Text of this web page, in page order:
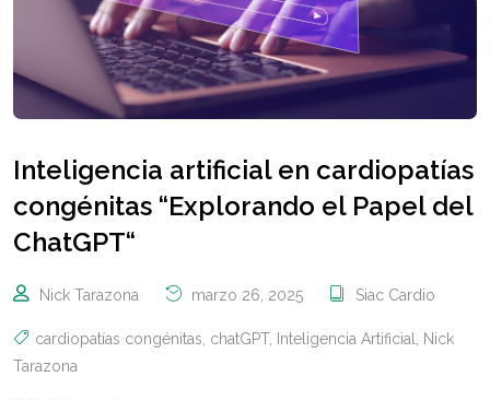
Inteligencia artificial en cardiopatías
congénitas “Explorando el Papel del
ChatGPT“
Nick Tarazona marzo 26, 2025 Siac Cardio
cardiopatías congénitas, chatGPT, Inteligencia Artificial, Nick
Tarazona